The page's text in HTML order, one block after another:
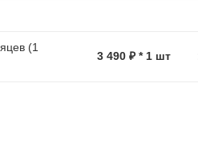
(1
3 490 ₽ * 1 шт